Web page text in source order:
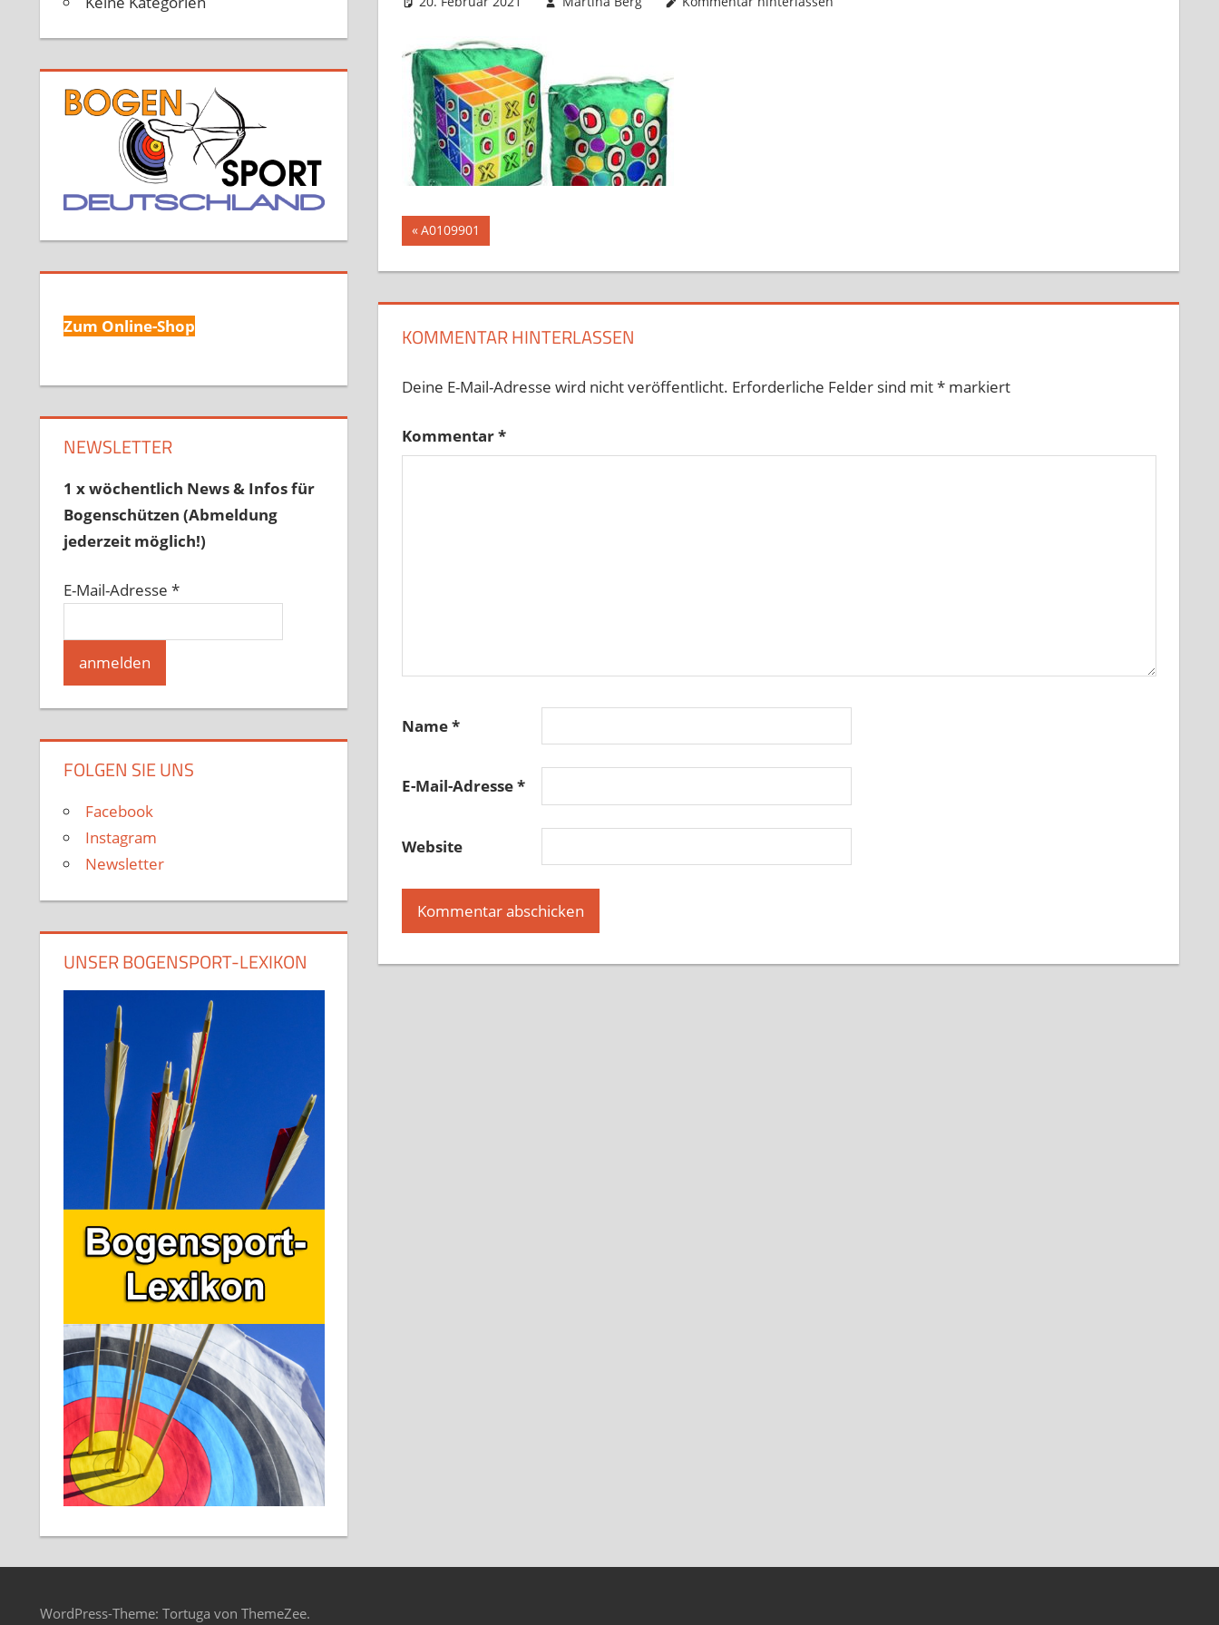
Beitragsnavigation
Vorheriger
Beitrag:
A0109901
KOMMENTAR HINTERLASSEN
Deine E-Mail-Adresse wird nicht veröffentlicht. Erforderliche Felder sind mit*markiert
Kommentar*
Name*
E-Mail-Adresse*
Website
Zum Online-Shop
NEWSLETTER
1 x wöchentlich News & Infos für
Bogenschützen (Abmeldung
jederzeit möglich!)
E-Mail-Adresse *
FOLGEN SIE UNS
Facebook
Instagram
Newsletter
UNSER BOGENSPORT-LEXIKON
WordPress-Theme: Tortuga von ThemeZee.